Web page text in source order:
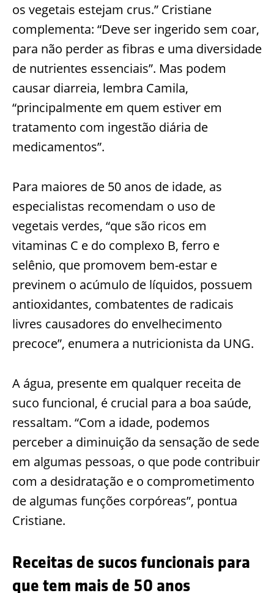
os vegetais estejam crus.” Cristiane
complementa: “Deve ser ingerido sem coar,
para não perder as fibras e uma diversidade
de nutrientes essenciais”. Mas podem
causar diarreia, lembra Camila,
“principalmente em quem estiver em
tratamento com ingestão diária de
medicamentos”.
Para maiores de 50 anos de idade, as
especialistas recomendam o uso de
vegetais verdes, “que são ricos em
vitaminas C e do complexo B, ferro e
selênio, que promovem bem-estar e
previnem o acúmulo de líquidos, possuem
antioxidantes, combatentes de radicais
livres causadores do envelhecimento
precoce”, enumera a nutricionista da UNG.
A água, presente em qualquer receita de
suco funcional, é crucial para a boa saúde,
ressaltam. “Com a idade, podemos
perceber a diminuição da sensação de sede
em algumas pessoas, o que pode contribuir
com a desidratação e o comprometimento
de algumas funções corpóreas”, pontua
Cristiane.
Receitas de sucos funcionais para
que tem mais de 50 anos